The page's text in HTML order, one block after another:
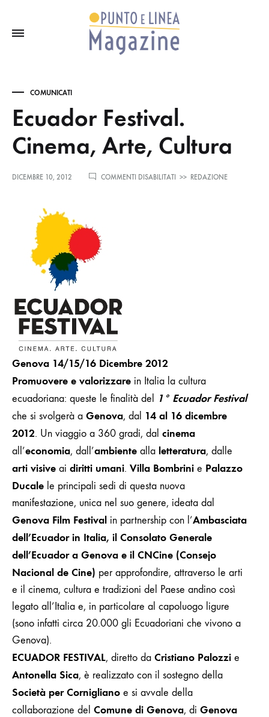
COMUNICATI
Ecuador Festival.
Cinema, Arte, Cultura
DICEMBRE 10, 2012 COMMENTI DISABILITATI
SU
>> REDAZIONE
Genova 14/15/16 Dicembre 2012
Promuovere e valorizzare in Italia la cultura
ecuadoriana: queste le finalità del
1° Ecuador Festival
che si svolgerà a Genova, dal 14 al 16 dicembre
2012. Un viaggio a 360 gradi, dal cinema
all’economia, dall’ambiente alla letteratura, dalle
arti visive ai diritti umani. Villa Bombrini e Palazzo
Ducale le principali sedi di questa nuova
manifestazione, unica nel suo genere, ideata dal
Genova Film Festival in partnership con l’Ambasciata
dell’Ecuador in Italia, il Consolato Generale
dell’Ecuador a Genova e il CNCine (Consejo
Nacional de Cine) per approfondire, attraverso le arti
e il cinema, cultura e tradizioni del Paese andino così
legato all’Italia e, in particolare al capoluogo ligure
(sono infatti circa 20.000 gli Ecuadoriani che vivono a
Genova).
ECUADOR FESTIVAL, diretto da Cristiano Palozzi e
Antonella Sica, è realizzato con il sostegno della
Società per Cornigliano e si avvale della
collaborazione del Comune di Genova, di Genova